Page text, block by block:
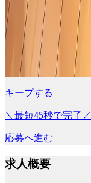
キープする
＼最短45秒で完了／
応募へ進む
求人概要